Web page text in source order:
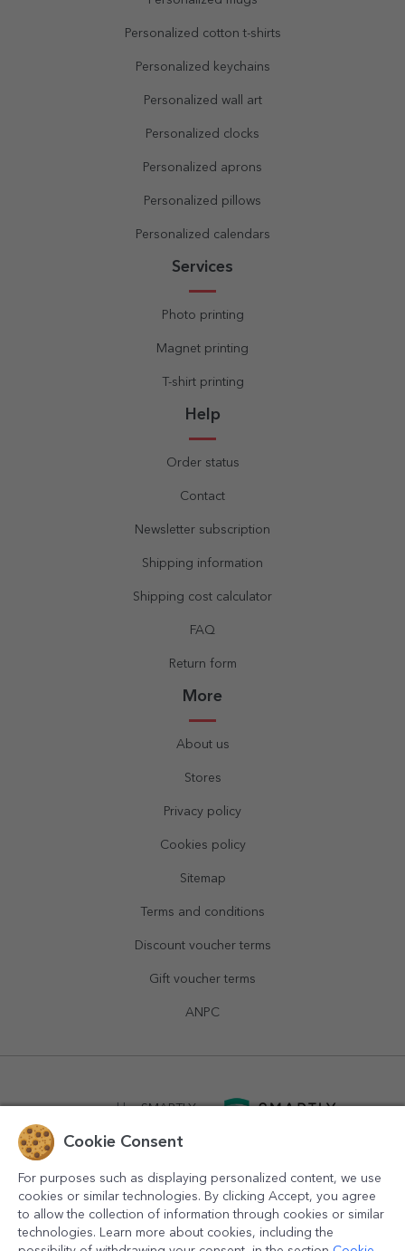
Personalized cotton t-shirts
Personalized keychains
Personalized wall art
Personalized clocks
Personalized aprons
Personalized pillows
Personalized calendars
Services
Photo printing
Magnet printing
T-shirt printing
Help
Order status
Contact
Newsletter subscription
Shipping information
Shipping cost calculator
FAQ
Return form
More
About us
Stores
Privacy policy
Cookies policy
Sitemap
Terms and conditions
Discount voucher terms
Gift voucher terms
ANPC
powered bySMARTLY.ro
Cookie Consent
For purposes such as displaying personalized content, we use
cookies or similar technologies. By clicking Accept, you agree
to allow the collection of information through cookies or similar
technologies. Learn more about cookies, including the